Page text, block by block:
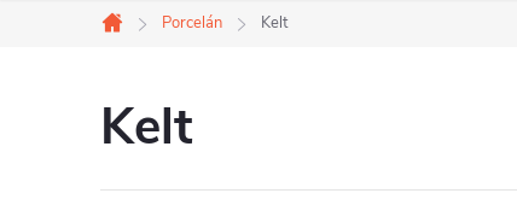
Domů
Porcelán Kelt
Kelt